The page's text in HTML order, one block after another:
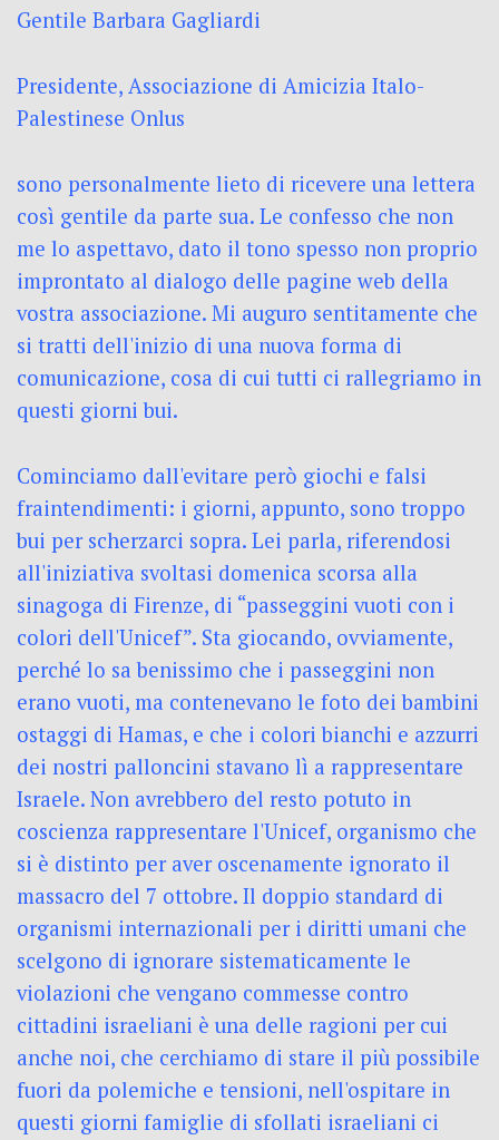
Gentile Barbara Gagliardi
Presidente, Associazione di Amicizia Italo-
Palestinese Onlus
sono personalmente lieto di ricevere una lettera
così gentile da parte sua. Le confesso che non
me lo aspettavo, dato il tono spesso non proprio
improntato al dialogo delle pagine web della
vostra associazione. Mi auguro sentitamente che
si tratti dell'inizio di una nuova forma di
comunicazione, cosa di cui tutti ci rallegriamo in
questi giorni bui.
Cominciamo dall'evitare però giochi e falsi
fraintendimenti: i giorni, appunto, sono troppo
bui per scherzarci sopra. Lei parla, riferendosi
all'iniziativa svoltasi domenica scorsa alla
sinagoga di Firenze, di “passeggini vuoti con i
colori dell'Unicef”. Sta giocando, ovviamente,
perché lo sa benissimo che i passeggini non
erano vuoti, ma contenevano le foto dei bambini
ostaggi di Hamas, e che i colori bianchi e azzurri
dei nostri palloncini stavano lì a rappresentare
Israele. Non avrebbero del resto potuto in
coscienza rappresentare l'Unicef, organismo che
si è distinto per aver oscenamente ignorato il
massacro del 7 ottobre. Il doppio standard di
organismi internazionali per i diritti umani che
scelgono di ignorare sistematicamente le
violazioni che vengano commesse contro
cittadini israeliani è una delle ragioni per cui
anche noi, che cerchiamo di stare il più possibile
fuori da polemiche e tensioni, nell'ospitare in
questi giorni famiglie di sfollati israeliani ci